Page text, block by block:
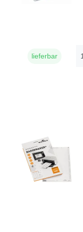
lieferbar